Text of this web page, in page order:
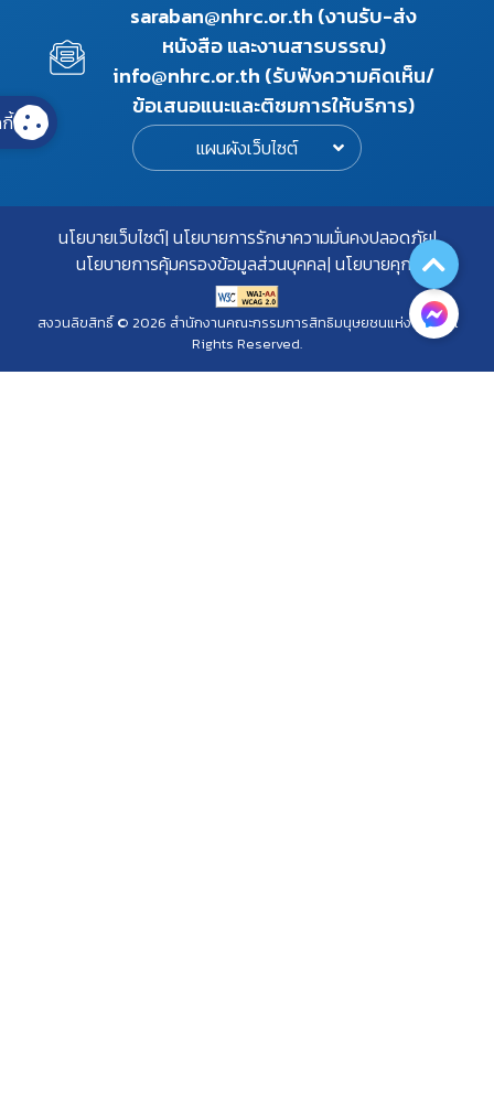
saraban@nhrc.or.th (งานรับ-ส่ง
หนังสือ และงานสารบรรณ)
info@nhrc.or.th (รับฟังความคิดเห็น/
ข้อเสนอแนะและติชมการให้บริการ)
แผนผังเว็บไซต์
นโยบายเว็บไซต์ นโยบายการรักษาความมั่นคงปลอดภัย
นโยบายการคุ้มครองข้อมูลส่วนบุคคล นโยบายคุกกี้
สงวนลิขสิทธิ์ © 2026 สำนักงานคณะกรรมการสิทธิมนุษยชนแห่งชาติ. All
Rights Reserved.